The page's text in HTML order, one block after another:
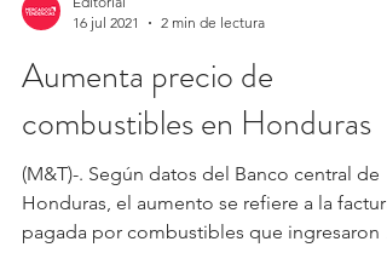
16 jul 2021
2 min de lectura
Aumenta precio de
combustibles en Honduras
(M&T)-. Según datos del Banco central de
Honduras, el aumento se refiere a la factura
pagada por combustibles que ingresaron al